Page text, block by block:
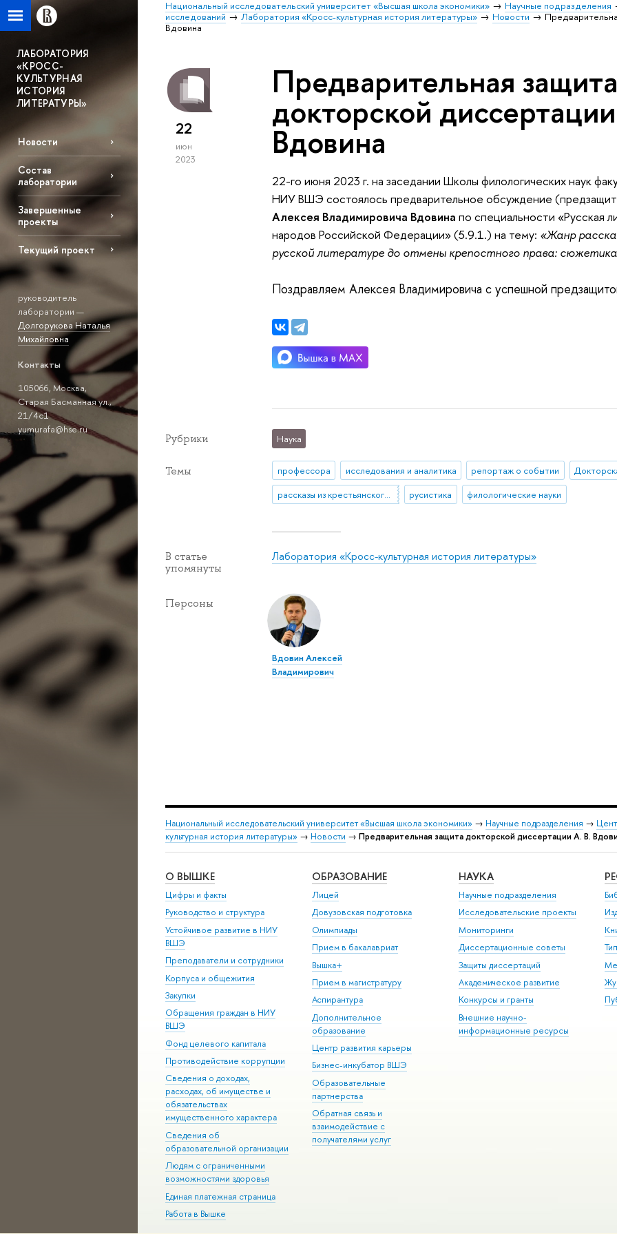
Национальный исследовательский университет «Высшая школа экономики» Научные подразделения
исследований
Лаборатория «Кросс-культурная история литературы» Новости
Вдовина
ЛАБОРАТОРИЯ
«КРОСС-
КУЛЬТУРНАЯ
ИСТОРИЯ
ЛИТЕРАТУРЫ»
Новости
Состав
лаборатории
Завершенные
проекты
Текущий проект
руководитель
лаборатории —
Долгорукова Наталья
Михайловна
Контакты
105066, Москва,
Старая Басманная ул.,
21/4с1
yumurafa@hse.ru
22
июн
2023
Предварительная защита
докторской
Вдовина
22-го июня 2023 г. на заседании Школы филологических наук
Алексея Владимировича Вдовина по специальности «Русская
народов Российской Федерации» (5.9.1.) на тему: «Жанр
русской литературе до отмены крепостного права:
Поздравляем Алексея Владимировича с успешной
Рубрики Наука
Темы профессора исследования и аналитика репортаж о событии
рассказы из крестьянского быта
русистика филологические науки
В статье
упомянуты
Лаборатория «Кросс-культурная история литературы»
Персоны
Вдовин Алексей
Владимирович
Национальный исследовательский университет «Высшая школа экономики» → Научные подразделения →
культурная история литературы» → Новости → Предварительная защита докторской диссертации А. В.
О ВЫШКЕ
Цифры и факты
Руководство и структура
Устойчивое развитие в НИУ
ВШЭ
Преподаватели и сотрудники
Корпуса и общежития
Закупки
Обращения граждан в НИУ
ВШЭ
Фонд целевого капитала
Противодействие коррупции
Сведения о доходах,
расходах, об имуществе и
обязательствах
имущественного характера
Сведения об
образовательной организации
Людям с ограниченными
возможностями здоровья
Единая платежная страница
Работа в Вышке
ОБРАЗОВАНИЕ
Лицей
Довузовская подготовка
Олимпиады
Прием в бакалавриат
Вышка+
Прием в магистратуру
Аспирантура
Дополнительное
образование
Центр развития карьеры
Бизнес-инкубатор ВШЭ
Образовательные
партнерства
Обратная связь и
взаимодействие с
получателями услуг
НАУКА
Научные подразделения
Исследовательские проекты
Мониторинги
Диссертационные советы
Защиты диссертаций
Академическое развитие
Конкурсы и гранты
Внешние научно-
информационные ресурсы